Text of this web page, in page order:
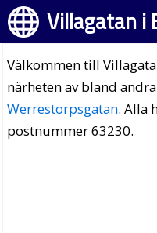
Villagatan i
Välkommen till
närheten av bland
Werrestorpsgatan. Alla
postnummer 63230.